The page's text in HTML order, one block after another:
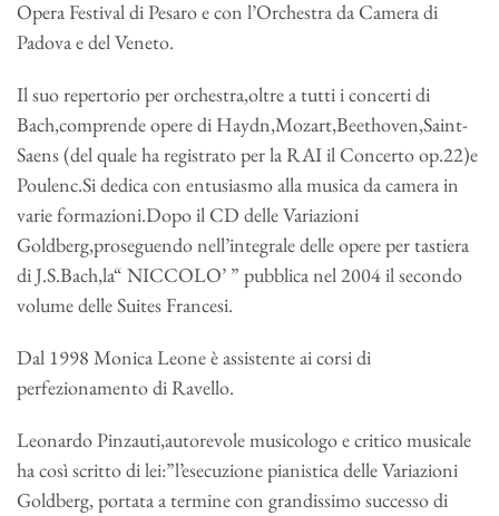
Opera Festival di Pesaro e con l’Orchestra da Camera di
Padova e del Veneto.
Il suo repertorio per orchestra,oltre a tutti i concerti di
Bach,comprende opere di Haydn,Mozart,Beethoven,Saint-
Saens (del quale ha registrato per la RAI il Concerto op.22)e
Poulenc.Si dedica con entusiasmo alla musica da camera in
varie formazioni.Dopo il CD delle Variazioni
Goldberg,proseguendo nell’integrale delle opere per tastiera
di J.S.Bach,la“ NICCOLO’ ” pubblica nel 2004 il secondo
volume delle Suites Francesi.
Dal 1998 Monica Leone è assistente ai corsi di
perfezionamento di Ravello.
Leonardo Pinzauti,autorevole musicologo e critico musicale
ha così scritto di lei:”l’esecuzione pianistica delle Variazioni
Goldberg, portata a termine con grandissimo successo di